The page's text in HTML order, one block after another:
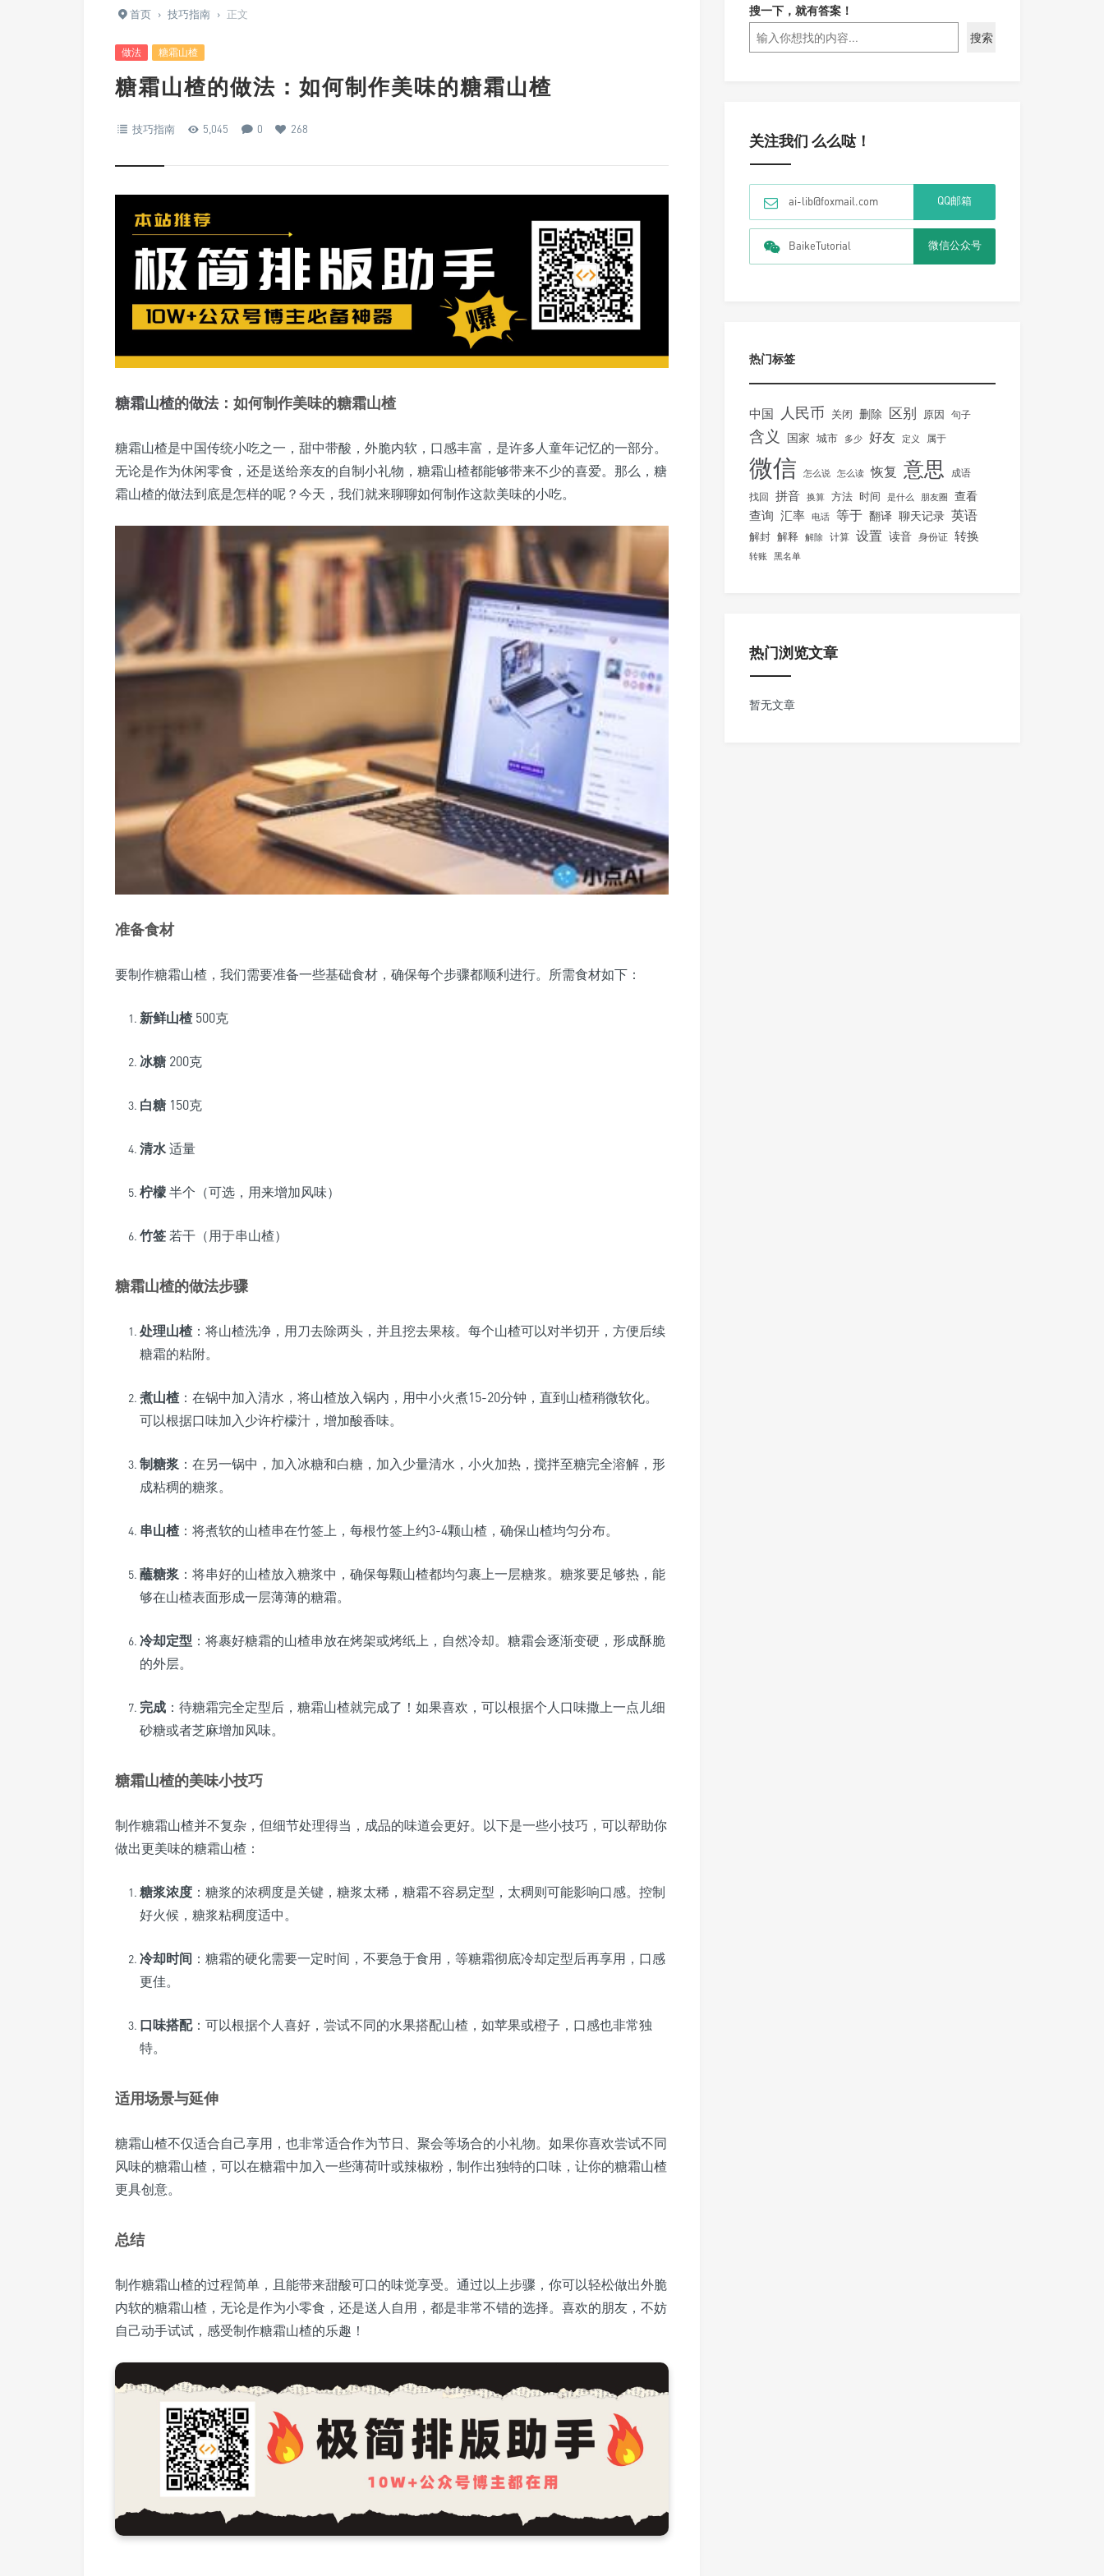
首页 › 技巧指南 › 正文
做法 糖霜山楂
糖霜山楂的做法：如何制作美味的糖霜山楂
技巧指南 5,045 0 268
糖霜山楂的做法：如何制作美味的糖霜山楂
糖霜山楂是中国传统小吃之一，甜中带酸，外脆内软，口感丰富，是许多人童年记忆的一部分。
无论是作为休闲零食，还是送给亲友的自制小礼物，糖霜山楂都能够带来不少的喜爱。那么，糖
霜山楂的做法到底是怎样的呢？今天，我们就来聊聊如何制作这款美味的小吃。
准备食材
要制作糖霜山楂，我们需要准备一些基础食材，确保每个步骤都顺利进行。所需食材如下：
新鲜山楂 500克
冰糖 200克
白糖 150克
清水 适量
柠檬 半个（可选，用来增加风味）
竹签 若干（用于串山楂）
糖霜山楂的做法步骤
处理山楂 ：将山楂洗净，用刀去除两头，并且挖去果核。每个山楂可以对半切开，方便后续
糖霜的粘附。
煮山楂 ：在锅中加入清水，将山楂放入锅内，用中小火煮15-20分钟，直到山楂稍微软化。
可以根据口味加入少许柠檬汁，增加酸香味。
制糖浆 ：在另一锅中，加入冰糖和白糖，加入少量清水，小火加热，搅拌至糖完全溶解，形
成粘稠的糖浆。
串山楂 ：将煮软的山楂串在竹签上，每根竹签上约3-4颗山楂，确保山楂均匀分布。
蘸糖浆 ：将串好的山楂放入糖浆中，确保每颗山楂都均匀裹上一层糖浆。糖浆要足够热，能
够在山楂表面形成一层薄薄的糖霜。
冷却定型 ：将裹好糖霜的山楂串放在烤架或烤纸上，自然冷却。糖霜会逐渐变硬，形成酥脆
的外层。
完成 ：待糖霜完全定型后，糖霜山楂就完成了！如果喜欢，可以根据个人口味撒上一点儿细
砂糖或者芝麻增加风味。
糖霜山楂的美味小技巧
制作糖霜山楂并不复杂，但细节处理得当，成品的味道会更好。以下是一些小技巧，可以帮助你
做出更美味的糖霜山楂：
糖浆浓度 ：糖浆的浓稠度是关键，糖浆太稀，糖霜不容易定型，太稠则可能影响口感。控制
好火候，糖浆粘稠度适中。
冷却时间 ：糖霜的硬化需要一定时间，不要急于食用，等糖霜彻底冷却定型后再享用，口感
更佳。
口味搭配：可以根据个人喜好，尝试不同的水果搭配山楂，如苹果或橙子，口感也非常独
特。
适用场景与延伸
糖霜山楂不仅适合自己享用，也非常适合作为节日、聚会等场合的小礼物。如果你喜欢尝试不同
风味的糖霜山楂，可以在糖霜中加入一些薄荷叶或辣椒粉，制作出独特的口味，让你的糖霜山楂
更具创意。
总结
制作糖霜山楂的过程简单，且能带来甜酸可口的味觉享受。通过以上步骤，你可以轻松做出外脆
内软的糖霜山楂，无论是作为小零食，还是送人自用，都是非常不错的选择。喜欢的朋友，不妨
自己动手试试，感受制作糖霜山楂的乐趣！
搜一下，就有答案！
搜索
关注我们 么么哒！
ai-lib@foxmail.com QQ邮箱
BaikeTutorial 微信公众号
热门标签
中国 人民币 关闭 删除 区别 原因 句子
含义 国家 城市 多少 好友 定义 属于
微信 怎么说 怎么读 恢复 意思 成语
找回 拼音 换算 方法 时间 是什么 朋友圈 查看
查询 汇率 电话 等于 翻译 聊天记录 英语
解封 解释 解除 计算 设置 读音 身份证 转换
转账 黑名单
热门浏览文章
暂无文章